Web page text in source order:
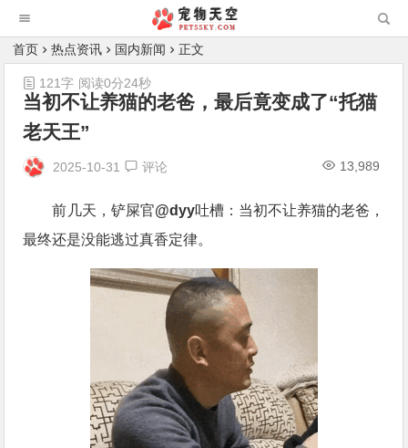
首页 热点资讯 国内新闻 正文
当初不让养猫的老爸，最后竟变成了“托猫
老天王”
2025-10-31 评论 13,989
121字 阅读0分24秒
前几天，铲屎官@dyy吐槽：当初不让养猫的老爸，
最终还是没能逃过真香定律。